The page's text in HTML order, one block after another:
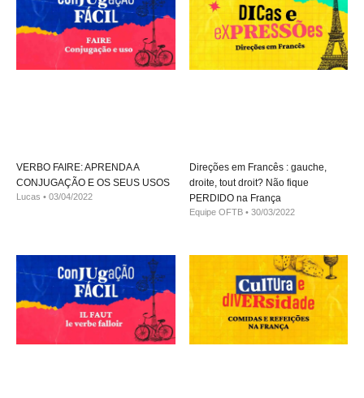
VERBO FAIRE: APRENDA A
CONJUGAÇÃO E OS SEUS USOS
Lucas 03/04/2022
Direções em Francês : gauche,
droite, tout droit? Não fique
PERDIDO na França
Equipe OFTB 30/03/2022